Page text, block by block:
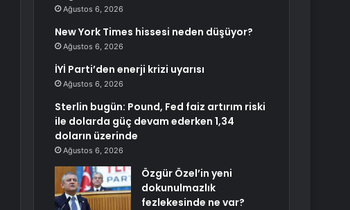
Ağustos 6, 2026
New York Times hissesi neden düşüyor?
Ağustos 6, 2026
İYİ Parti’den enerji krizi uyarısı
Ağustos 6, 2026
Sterlin bugün: Pound, Fed faiz artırım riski
ile dolarda güç devam ederken 1,34
doların üzerinde
Ağustos 6, 2026
Özgür Özel’in yeni
dokunulmazlık
fezlekesinde ne var?